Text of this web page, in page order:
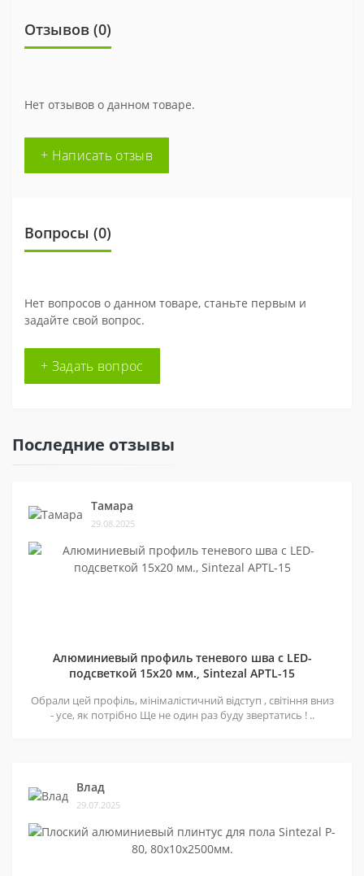
Отзывов (0)
Нет отзывов о данном товаре.
+ Написать отзыв
Вопросы (0)
Нет вопросов о данном товаре, станьте первым и
задайте свой вопрос.
+ Задать вопрос
Последние отзывы
Тамара
29.08.2025
Алюминиевый профиль теневого шва c LED-
подсветкой 15х20 мм., Sintezal APTL-15
Обрали цей профіль, мінімалістичний відступ , світіння вниз
- усе, як потрібно Ще не один раз буду звертатись ! ..
Влад
29.07.2025